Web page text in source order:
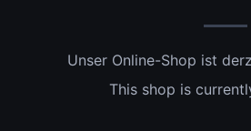
Unser Online-Shop ist
This shop is